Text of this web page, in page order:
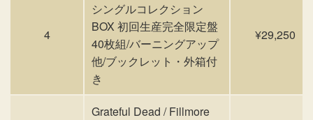
4
シングルコレクション
BOX 初回生産完全限定盤
40枚組/バーニングアップ
他/ブックレット・外箱付
き
¥29,250
Grateful Dead / Fillmore